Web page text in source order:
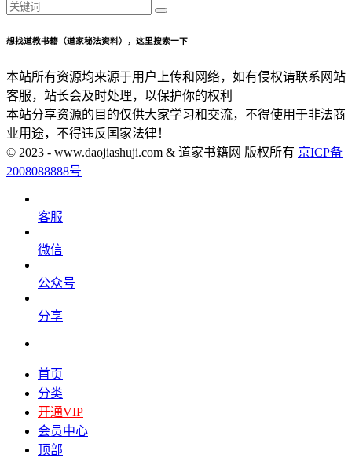
想找道教书籍（道家秘法资料），这里搜索一下
本站所有资源均来源于用户上传和网络，如有侵权请联系网站
客服，站长会及时处理，以保护你的权利
本站分享资源的目的仅供大家学习和交流，不得使用于非法商
业用途，不得违反国家法律！
© 2023 - www.daojiashuji.com & 道家书籍网 版权所有 京ICP备
2008088888号
客服
微信
公众号
分享
首页
分类
开通VIP
会员中心
顶部